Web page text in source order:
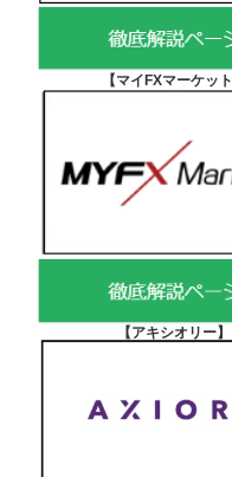
【マイFXマーケット
【アキシオリー】